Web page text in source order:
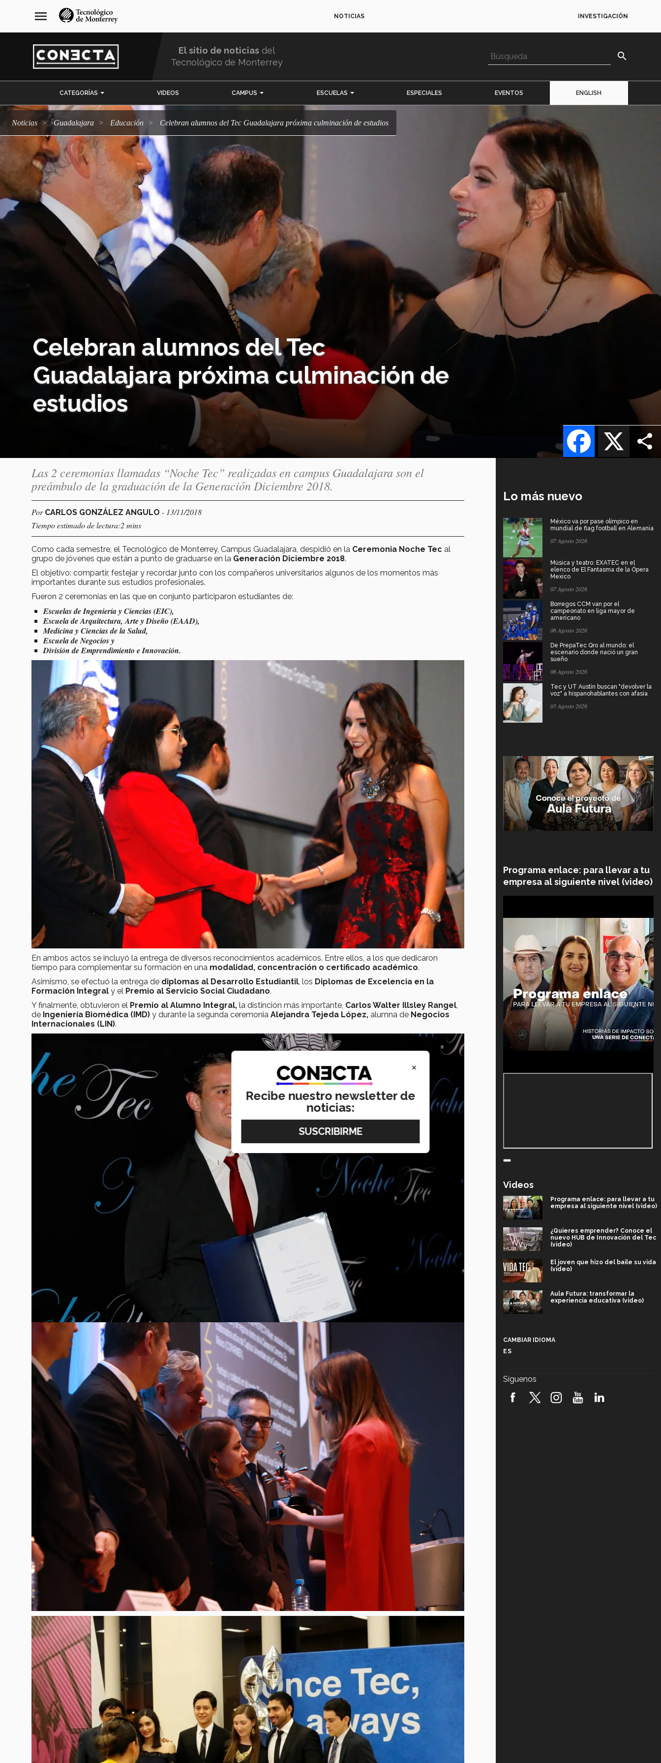
navegación
principal
menu NOTICIAS INVESTIGACIÓN
El sitio de noticias del
Tecnológico de Monterrey
search
CATEGORÍAS VIDEOS CAMPUS ESCUELAS ESPECIALES EVENTOS ENGLISH
Noticias Guadalajara Educación Celebran alumnos del Tec Guadalajara próxima culminación de estudios
Celebran alumnos del Tec
Guadalajara próxima culminación de
estudios
X
Facebook
Las 2 ceremonias llamadas “Noche Tec” realizadas en campus Guadalajara son el
preámbulo de la graduación de la Generación Diciembre 2018.
Por CARLOS GONZÁLEZ ANGULO - 13/11/2018
Tiempo estimado de lectura:2 mins
Como cada semestre, el Tecnológico de Monterrey, Campus Guadalajara, despidió en la Ceremonia Noche Tec al
grupo de jóvenes que están a punto de graduarse en la Generación Diciembre 2018.
El objetivo: compartir, festejar y recordar junto con los compañeros universitarios algunos de los momentos más
importantes durante sus estudios profesionales.
Fueron 2 ceremonias en las que en conjunto participaron estudiantes de:
Escuelas de Ingeniería y Ciencias (EIC),
Escuela de Arquitectura, Arte y Diseño (EAAD),
Medicina y Ciencias de la Salud,
Escuela de Negocios y
División de Emprendimiento e Innovación.
En ambos actos se incluyó la entrega de diversos reconocimientos académicos. Entre ellos, a los que dedicaron
tiempo para complementar su formación en una modalidad, concentración o certificado académico.
Asimismo, se efectuó la entrega de diplomas al Desarrollo Estudiantil, los Diplomas de Excelencia en la
Formación Integral y el Premio al Servicio Social Ciudadano.
Y finalmente, obtuvieron el Premio al Alumno Integral, la distinción más importante, Carlos Walter Illsley Rangel,
de Ingeniería Biomédica (IMD) y durante la segunda ceremonia Alejandra Tejeda López, alumna de Negocios
Internacionales (LIN).
Lo más nuevo
México va por pase olímpico en
mundial de flag football en Alemania
07 Agosto 2026
Música y teatro: EXATEC en el
elenco de El Fantasma de la Ópera
Mexico
07 Agosto 2026
Borregos CCM van por el
campeonato en liga mayor de
americano
06 Agosto 2026
De PrepaTec Qro al mundo: el
escenario donde nació un gran
sueño
06 Agosto 2026
Tec y UT Austin buscan "devolver la
voz" a hispanohablantes con afasia
05 Agosto 2026
Programa enlace: para llevar a tu
empresa al siguiente nivel (video)
Videos
Programa enlace: para llevar a tu
empresa al siguiente nivel (video)
¿Quieres emprender? Conoce el
nuevo HUB de Innovación del Tec
(video)
El joven que hizo del baile su vida
(video)
Aula Futura: transformar la
experiencia educativa (video)
robótica FIRST 2026! (video)
CAMBIAR IDIOMA
ES
Síguenos
×
Recibe nuestro newsletter de
noticias: